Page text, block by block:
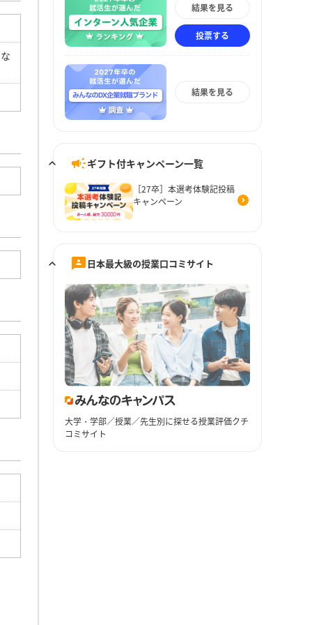
結果を見る
投票する
結果を見る
ギフト付キャンペーン一覧
［27卒］本選考体験記投稿
キャンペーン
日本最大級の授業口コミサイト
大学・学部／授業／先生別に探せる授業評価クチ
コミサイト